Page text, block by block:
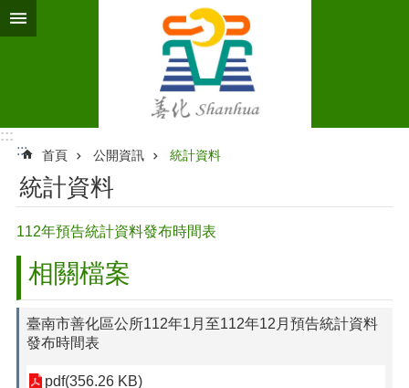
跳到主要內容區塊
:::
:::
首頁 公開資訊 統計資料
統計資料
112年預告統計資料發布時間表
相關檔案
臺南市善化區公所112年1月至112年12月預告統計資料
發布時間表
pdf(356.26 KB)